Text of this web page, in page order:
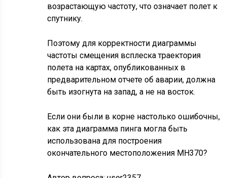
возрастающую частоту, что означает полет к
спутнику.
Поэтому для корректности диаграммы
частоты смещения всплеска траектория
полета на картах, опубликованных в
предварительном отчете об аварии, должна
быть изогнута на запад, а не на восток.
Если они были в корне настолько ошибочны,
как эта диаграмма пинга могла быть
использована для построения
окончательного местоположения MH370?